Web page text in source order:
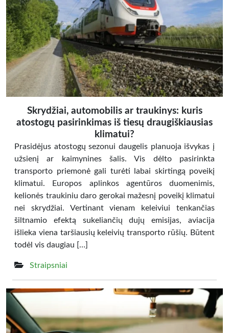
Skrydžiai, automobilis ar traukinys: kuris
atostogų pasirinkimas iš tiesų draugiškiausias
klimatui?
Prasidėjus atostogų sezonui daugelis planuoja išvykas į
užsienį ar kaimynines šalis. Vis dėlto pasirinkta
transporto priemonė gali turėti labai skirtingą poveikį
klimatui. Europos aplinkos agentūros duomenimis,
kelionės traukiniu daro gerokai mažesnį poveikį klimatui
nei skrydžiai. Vertinant vienam keleiviui tenkančias
šiltnamio efektą sukeliančių dujų emisijas, aviacija
išlieka viena taršiausių keleivių transporto rūšių. Būtent
todėl vis daugiau […]
Straipsniai